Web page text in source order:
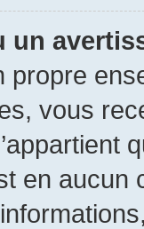
un
propre
vous
en